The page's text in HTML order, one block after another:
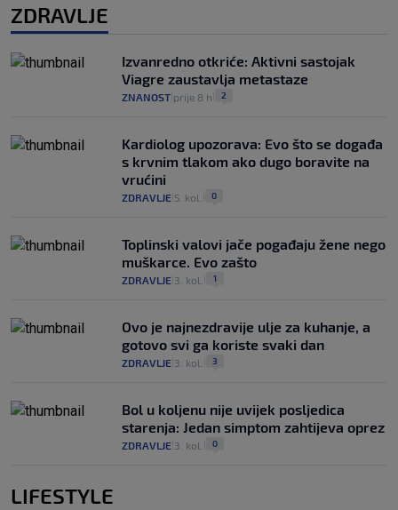
ZDRAVLJE
Izvanredno otkriće: Aktivni sastojak
Viagre zaustavlja metastaze
ZNANOST prije 8 h 2
Kardiolog upozorava: Evo što se događa
s krvnim tlakom ako dugo boravite na
vrućini
ZDRAVLJE 5. kol. 0
Toplinski valovi jače pogađaju žene nego
muškarce. Evo zašto
ZDRAVLJE 3. kol. 1
Ovo je najnezdravije ulje za kuhanje, a
gotovo svi ga koriste svaki dan
ZDRAVLJE 3. kol. 3
Bol u koljenu nije uvijek posljedica
starenja: Jedan simptom zahtijeva oprez
ZDRAVLJE 3. kol. 0
LIFESTYLE